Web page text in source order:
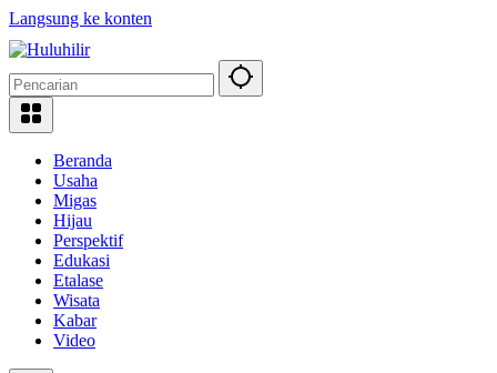
Langsung ke konten
Beranda
Usaha
Migas
Hijau
Perspektif
Edukasi
Etalase
Wisata
Kabar
Video